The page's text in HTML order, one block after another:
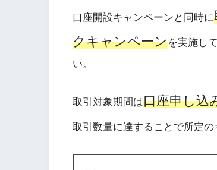
口座開設キャンペーンと同時に
クキャンペーンを実施し
い。
取引対象期間は口座申し込
取引数量に達することで所定